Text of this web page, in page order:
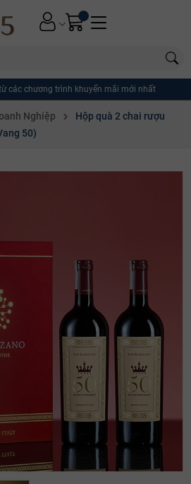
các chương trình khuyến mãi mới nhất
Nghiệp
Hộp quà 2 chai rượu
50)